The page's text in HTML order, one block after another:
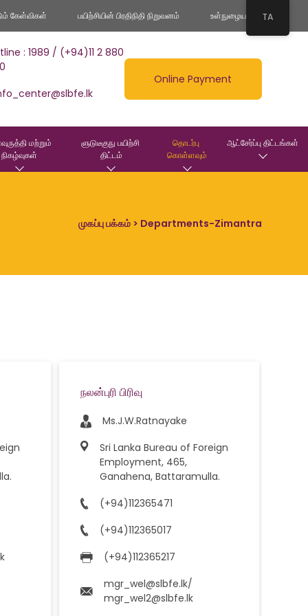
கேள்விகள் பயிற்சியின் பிரதிநிதி நிறுவனம் உள்நுழைய
: 1989 / (+94)11 2 880
Online Payment
மற்றும்
நிகழ்வுகள்
ளுடுடீகுநு பயிற்சி
திட்டம்
தொடர்பு
கொள்ளவும்
ஆட்சேர்ப்பு திட்டங்கள்
முகப்பு பக்கம்> Departments-Zimantra
நலன்புரி பிரிவு
Ms.J.W.Ratnayake
Sri Lanka Bureau of Foreign
Employment, 465,
Ganahena, Battaramulla.
(+94)112365471
(+94)112365017
(+94)112365217
mgr_wel@slbfe.lk/
mgr_wel2@slbfe.lk
TA